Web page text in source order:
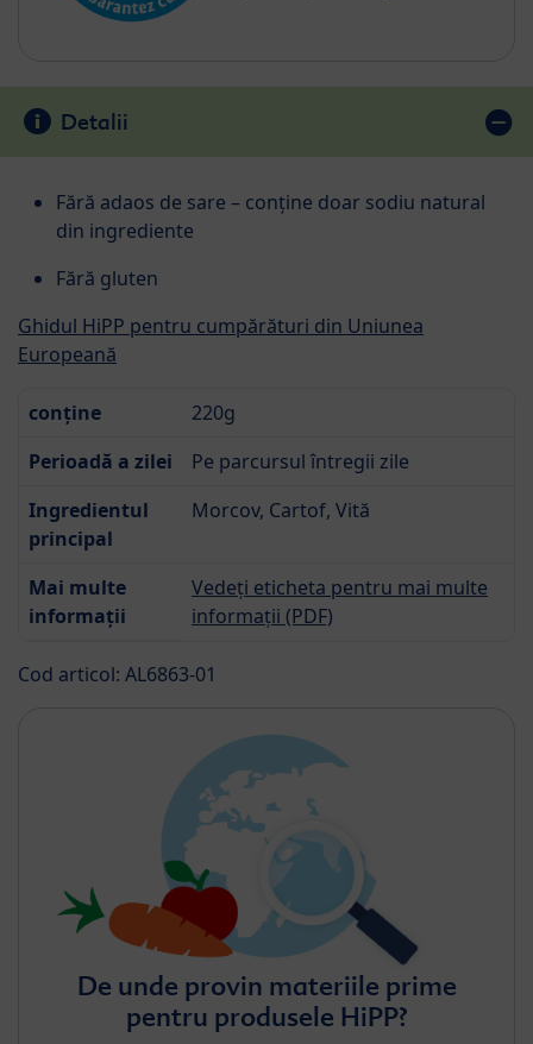
Detalii
Fără adaos de sare – conține doar sodiu natural
din ingrediente
Fără gluten
Ghidul HiPP pentru cumpărături din Uniunea
Europeană
conține
220g
Perioadă a zilei
Pe parcursul întregii zile
Ingredientul
principal
Morcov, Cartof, Vită
Mai multe
informații
Vedeți eticheta pentru mai multe
informații (PDF)
Cod articol: AL6863-01
De unde provin materiile prime
pentru produsele HiPP?